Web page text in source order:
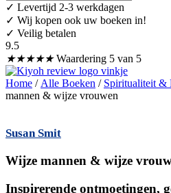
✓ Levertijd 2-3 werkdagen
✓ Wij kopen ook uw boeken in!
✓ Veilig betalen
9.5
★★★★★ Waardering 5 van 5
Home / Alle Boeken / Spiritualiteit &
mannen & wijze vrouwen
Susan Smit
Wijze mannen & wijze
Inspirerende ontmoetingen,